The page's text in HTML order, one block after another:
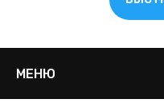
МЕНЮ